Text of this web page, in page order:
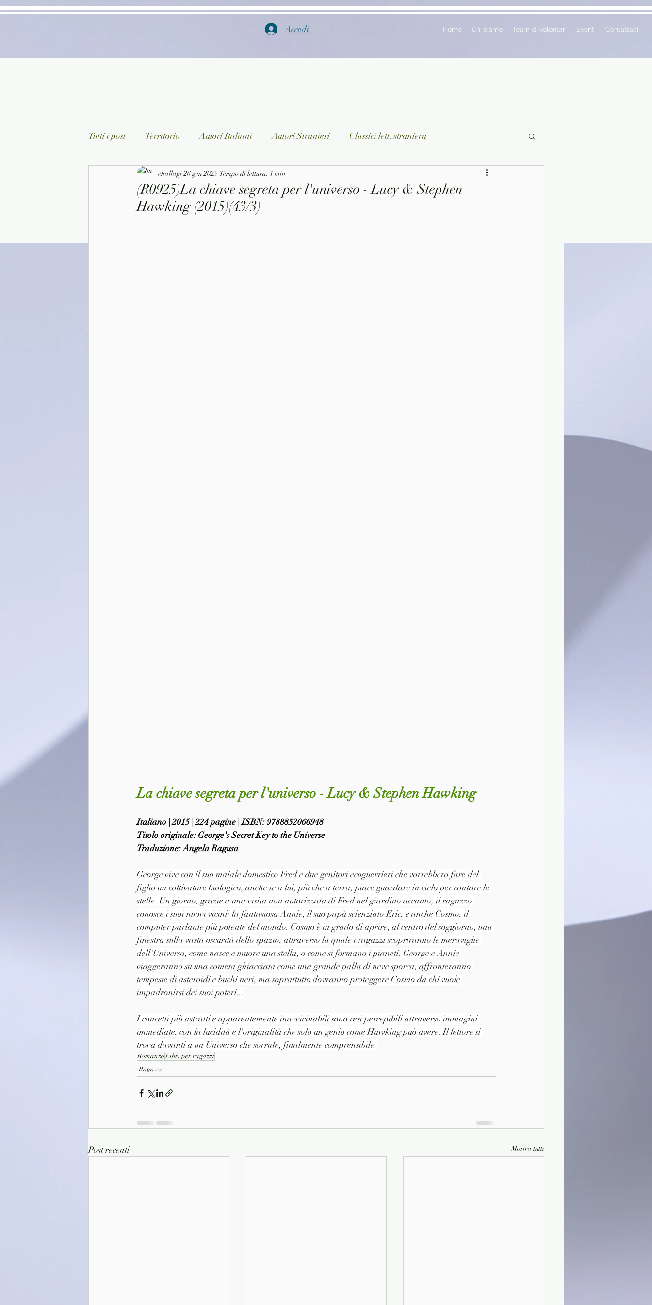
Accedi Home Chi siamo Team di volontari Eventi Contattaci
Tutti i post Territorio Autori Italiani Autori Stranieri Classici lett. straniera
Classici lett. italiana Saggistica Ragazzi
Arte/Pittura Teatro/Poesia/Musica
(R0925)La chiave segreta per l'universo - Lucy & Stephen
Hawking (2015)(43/3)
challagi 26 gen 2025 Tempo di lettura: 1 min
La chiave segreta per l'universo - Lucy & Stephen Hawking
Italiano | 2015 | 224 pagine | ISBN: 9788852066948
Titolo originale: George's Secret Key to the Universe
Traduzione: Angela Ragusa
George vive con il suo maiale domestico Fred e due genitori ecoguerrieri che vorrebbero fare del
figlio un coltivatore biologico, anche se a lui, più che a terra, piace guardare in cielo per contare le
stelle. Un giorno, grazie a una visita non autorizzata di Fred nel giardino accanto, il ragazzo
conosce i suoi nuovi vicini: la fantasiosa Annie, il suo papà scienziato Eric, e anche Cosmo, il
computer parlante più potente del mondo. Cosmo è in grado di aprire, al centro del soggiorno, una
finestra sulla vasta oscurità dello spazio, attraverso la quale i ragazzi scopriranno le meraviglie
dell'Universo, come nasce e muore una stella, o come si formano i pianeti. George e Annie
viaggeranno su una cometa ghiacciata come una grande palla di neve sporca, affronteranno
tempeste di asteroidi e buchi neri, ma soprattutto dovranno proteggere Cosmo da chi vuole
impadronirsi dei suoi poteri...
I concetti più astratti e apparentemente inavvicinabili sono resi percepibili attraverso immagini
immediate, con la lucidità e l'originalità che solo un genio come Hawking può avere. Il lettore si
trova davanti a un Universo che sorride, finalmente comprensibile.
RomanzoLibri per ragazzi
Ragazzi
Post recenti Mostra tutti